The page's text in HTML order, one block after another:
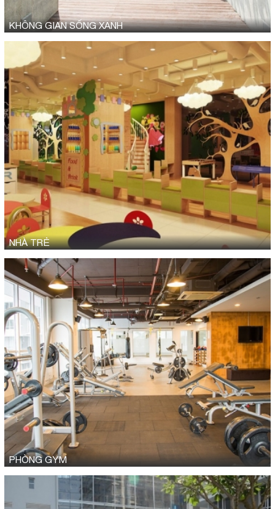
KHÔNG GIAN SỐNG XANH
NHÀ TRẺ
PHÒNG GYM